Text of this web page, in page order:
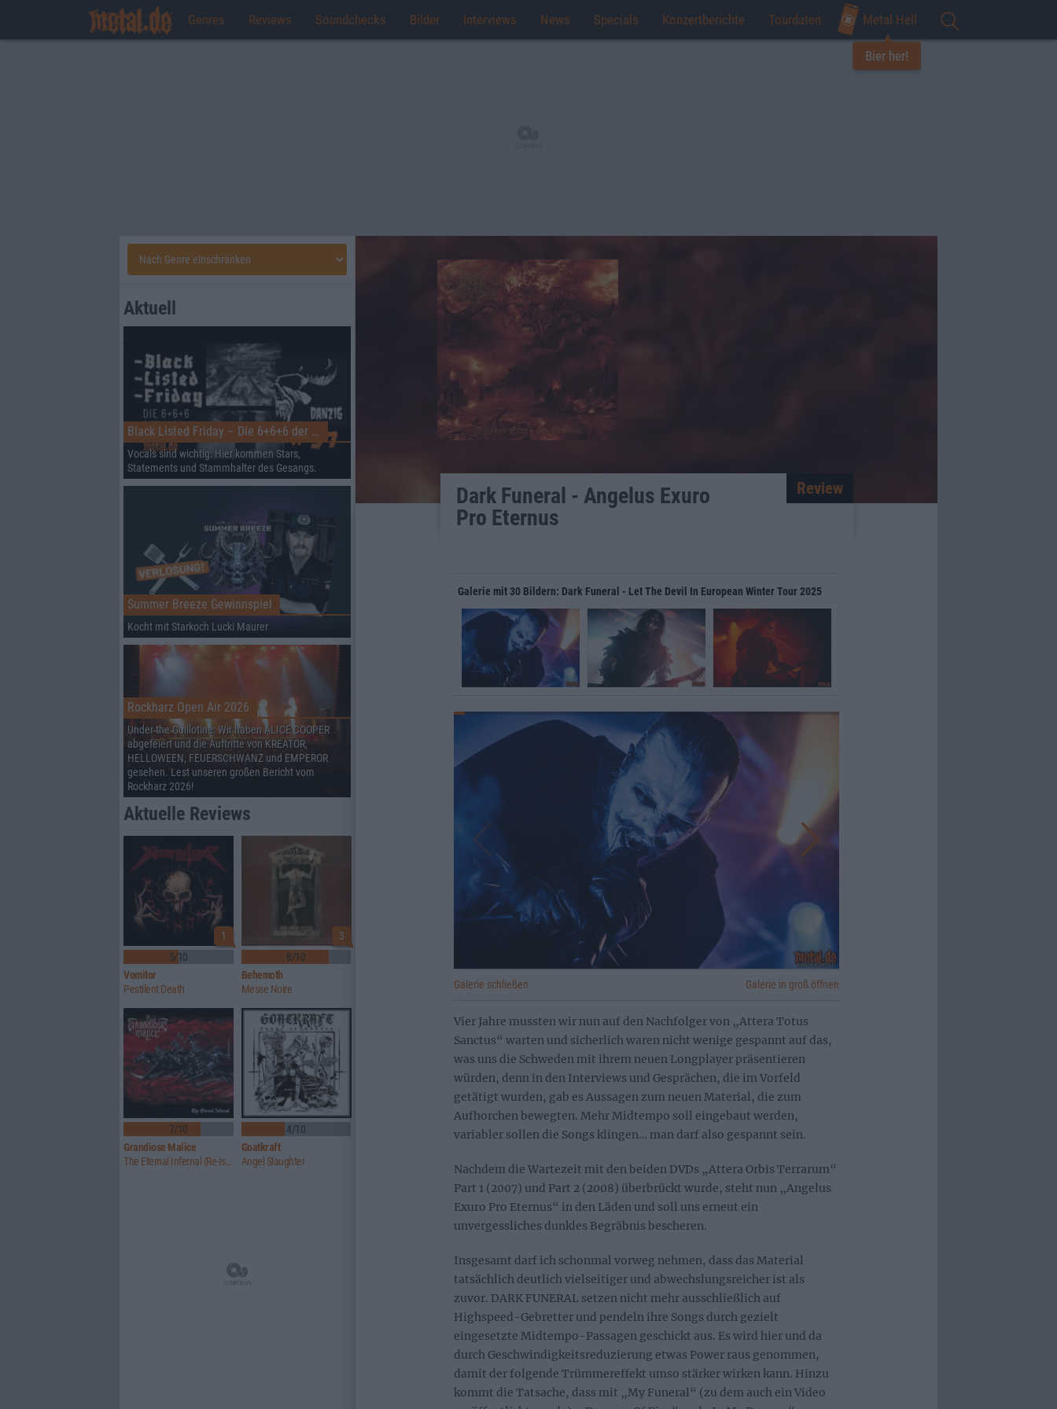
Genres Reviews Soundchecks Bilder Interviews News Specials Konzertberichte Tourdaten Metal Hell
Bier her!
Dark Funeral - Angelus Exuro
Pro Eternus
Review
Galerie mit 30 Bildern: Dark Funeral - Let The Devil In European Winter Tour 2025
Galerie schließen Galerie in groß öffnen
Vier Jahre mussten wir nun auf den Nachfolger von „Attera Totus
Sanctus“ warten und sicherlich waren nicht wenige gespannt auf das,
was uns die Schweden mit ihrem neuen Longplayer präsentieren
würden, denn in den Interviews und Gesprächen, die im Vorfeld
getätigt wurden, gab es Aussagen zum neuen Material, die zum
Aufhorchen bewegten. Mehr Midtempo soll eingebaut werden,
variabler sollen die Songs klingen… man darf also gespannt sein.
Nachdem die Wartezeit mit den beiden DVDs „Attera Orbis Terrarum“
Part 1 (2007) und Part 2 (2008) überbrückt wurde, steht nun „Angelus
Exuro Pro Eternus“ in den Läden und soll uns erneut ein
unvergessliches dunkles Begräbnis bescheren.
Insgesamt darf ich schonmal vorweg nehmen, dass das Material
tatsächlich deutlich vielseitiger und abwechslungsreicher ist als
zuvor. DARK FUNERAL setzen nicht mehr ausschließlich auf
Highspeed-Gebretter und pendeln ihre Songs durch gezielt
eingesetzte Midtempo-Passagen geschickt aus. Es wird hier und da
durch Geschwindigkeitsreduzierung etwas Power raus genommen,
damit der folgende Trümmereffekt umso stärker wirken kann. Hinzu
kommt die Tatsache, dass mit „My Funeral“ (zu dem auch ein Video
Aktuell
Black Listed Friday – Die 6+6+6 der Woche
Vocals sind wichtig: Hier kommen Stars,
Statements und Stammhalter des Gesangs.
Summer Breeze Gewinnspiel
Kocht mit Starkoch Lucki Maurer
Rockharz Open Air 2026
Under the Guillotine: Wir haben ALICE COOPER
abgefeiert und die Auftritte von KREATOR,
HELLOWEEN, FEUERSCHWANZ und EMPEROR
gesehen. Lest unseren großen Bericht vom
Rockharz 2026!
Aktuelle Reviews
1
5/10
Vomitor
Pestilent Death
3
8/10
Behemoth
Messe Noire
7/10
Grandiose Malice
The Eternal Infernal (Re-Issue)
4/10
Goatkraft
Angel Slaughter